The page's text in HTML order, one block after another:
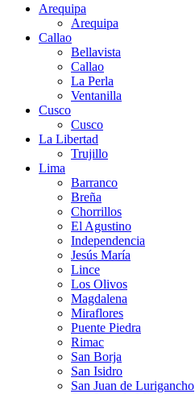
Arequipa
Arequipa
Callao
Bellavista
Callao
La Perla
Ventanilla
Cusco
Cusco
La Libertad
Trujillo
Lima
Barranco
Breña
Chorrillos
El Agustino
Independencia
Jesús María
Lince
Los Olivos
Magdalena
Miraflores
Puente Piedra
Rimac
San Borja
San Isidro
San Juan de Lurigancho